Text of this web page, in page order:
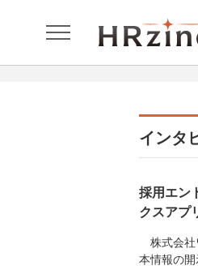
インタ
採用エン
クスアプ
株式会社
本情報の